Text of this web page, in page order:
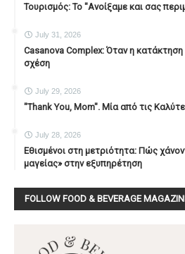
Τουρισμός: Το "Ανοίξαμε και σας
July 31, 2026
Casanova Complex: Όταν η
σχέση
July 29, 2026
"Thank You, Mοm". Μία από τις
July 28, 2026
Εθισμένοι στη μετριότητα: Πώς
μαγείας» στην εξυπηρέτηση
FOLLOW FOOD & BEVERAGE